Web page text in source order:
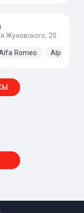
Жуковского, 20
Romeo Alpine